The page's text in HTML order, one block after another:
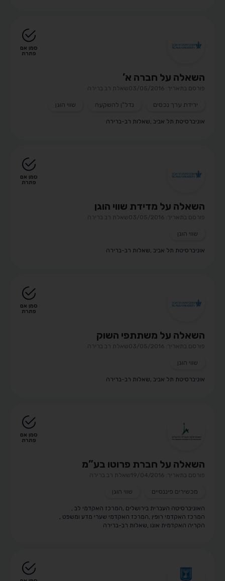
השאלה על חברה א’
פורסם בתאריך: 03/05/2016 שאלת רב ברירה
ירידת ערך נכסים נדל"ן להשקעה שווי הוגן
אוניברסיטת תל אביב ,שאלות רב-ברירה
סמן אם
פתרת
השאלה על מדידת שווי הוגן
פורסם בתאריך: 03/05/2016 שאלת רב ברירה
שווי הוגן
אוניברסיטת תל אביב ,שאלות רב-ברירה
סמן אם
פתרת
השאלה על משתתפי השוק
פורסם בתאריך: 03/05/2016 שאלת רב ברירה
שווי הוגן
אוניברסיטת תל אביב ,שאלות רב-ברירה
סמן אם
פתרת
השאלה על חברת פרוטו בע”מ
פורסם בתאריך: 19/04/2016 שאלת רב ברירה
מכשירים פיננסיים שווי הוגן
האוניברסיטה העברית בירושלים ,המרכז האקדמי לב ,
המרכז האקדמי רופין ,המרכז האקדמי שערי מדע ומשפט ,
הקריה האקדמית אונו ,שאלות רב-ברירה
סמן אם
פתרת